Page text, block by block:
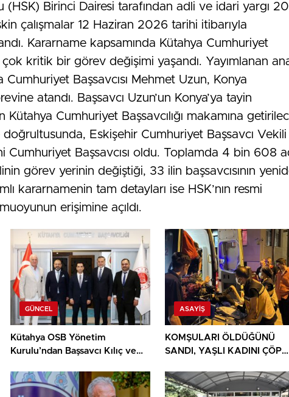
(HSK) Birinci Dairesi tarafından adli ve idari yargı
çalışmalar 12 Haziran 2026 tarihi itibarıyla
Kararname kapsamında Kütahya Cumhuriyet
çok kritik bir görev değişimi yaşandı. Yayımlanan
Başsavcısı Mehmet Uzun, Konya
atandı. Başsavcı Uzun’un Konya’ya tayin
Kütahya Cumhuriyet Başsavcılığı makamına
Eskişehir Cumhuriyet Başsavcı Vekili
Cumhuriyet Başsavcısı oldu. Toplamda 4 bin 608
görev yerinin değiştiği, 33 ilin başsavcısının
kararnamenin tam detayları ise HSK’nın resmi
erişimine açıldı.
GÜNCEL
Kütahya OSB Yönetim
Kurulu’ndan Başsavcı Kılıç ve
ASAYIŞ
KOMŞULARI ÖLDÜĞÜNÜ
SANDI, YAŞLI KADINI ÇÖP
BULUNDU